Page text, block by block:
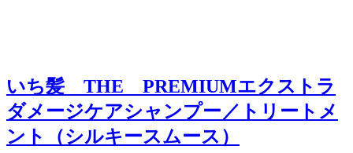
いち髪 THE PREMIUMエクストラ
ダメージケアシャンプー／トリートメ
ント（シルキースムース）